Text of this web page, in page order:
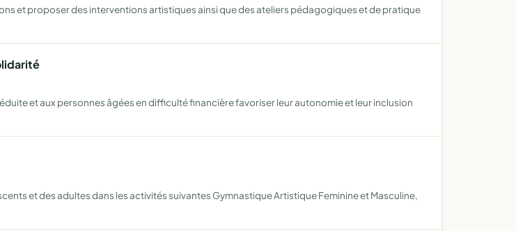
et proposer des interventions artistiques ainsi que des ateliers pédagogiques et de pratique
et aux personnes âgées en difficulté financière favoriser leur autonomie et leur inclusion
et des adultes dans les activités suivantes Gymnastique Artistique Feminine et Masculine,